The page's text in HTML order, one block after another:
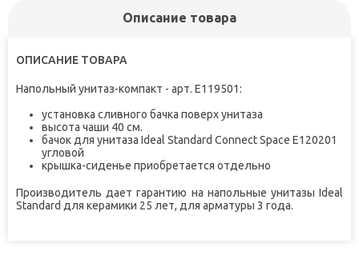
не забудьте купить
Описание товара
ОПИСАНИЕ ТОВАРА
Напольный унитаз-компакт - арт. E119501:
установка сливного бачка поверх унитаза
высота чаши 40 см.
бачок для унитаза Ideal Standard Connect Space E120201
угловой
крышка-сиденье приобретается отдельно
Производитель дает гарантию на напольные унитазы Ideal
Standard для керамики 25 лет, для арматуры 3 года.